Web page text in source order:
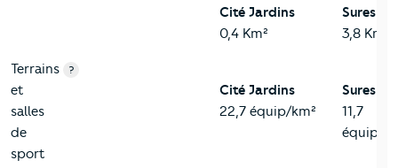
Cité Jardins
0,4 Km²
Suresnes
3,8 Km²
Terrains
et
salles
de
sport
?
Cité Jardins
22,7 équip/km²
Suresnes
11,7
équip/